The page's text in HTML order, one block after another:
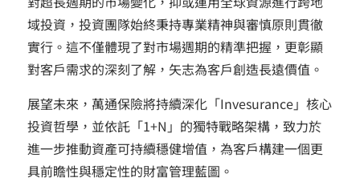
域投資，投資團隊始終秉持專業精神與審慎原則貫徹
實行。這不僅體現了對市場週期的精準把握，更彰顯
對客戶需求的深刻了解，矢志為客戶創造長遠價值。
展望未來，萬通保險將持續深化「Invesurance」核心
投資哲學，並依託「1+N」的獨特戰略架構，致力於
進一步推動資產可持續穩健增值，為客戶構建一個更
具前瞻性與穩定性的財富管理藍圖。